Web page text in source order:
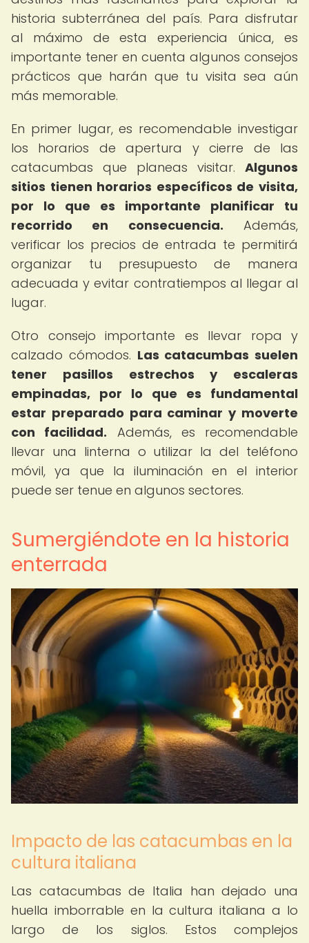
historia subterránea del país. Para disfrutar
al máximo de esta experiencia única, es
importante tener en cuenta algunos consejos
prácticos que harán que tu visita sea aún
más memorable.
En primer lugar, es recomendable investigar
los horarios de apertura y cierre de las
catacumbas que planeas visitar. Algunos
sitios tienen horarios específicos de visita,
por lo que es importante planificar tu
recorrido en consecuencia. Además,
verificar los precios de entrada te permitirá
organizar tu presupuesto de manera
adecuada y evitar contratiempos al llegar al
lugar.
Otro consejo importante es llevar ropa y
calzado cómodos. Las catacumbas suelen
tener pasillos estrechos y escaleras
empinadas, por lo que es fundamental
estar preparado para caminar y moverte
con facilidad. Además, es recomendable
llevar una linterna o utilizar la del teléfono
móvil, ya que la iluminación en el interior
puede ser tenue en algunos sectores.
Sumergiéndote en la historia
enterrada
Impacto de las catacumbas en la
cultura italiana
Las catacumbas de Italia han dejado una
huella imborrable en la cultura italiana a lo
largo de los siglos. Estos complejos